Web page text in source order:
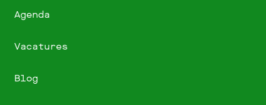
Agenda
Vacatures
Blog